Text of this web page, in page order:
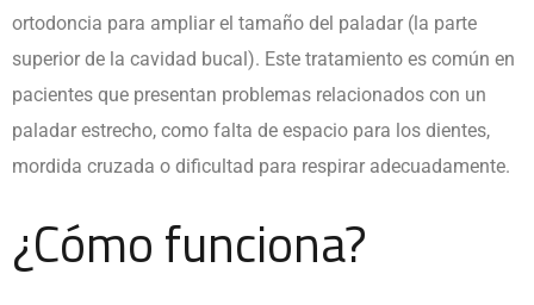
ortodoncia para ampliar el tamaño del paladar (la parte
superior de la cavidad bucal). Este tratamiento es común en
pacientes que presentan problemas relacionados con un
paladar estrecho, como falta de espacio para los dientes,
mordida cruzada o dificultad para respirar adecuadamente.
¿Cómo funciona?